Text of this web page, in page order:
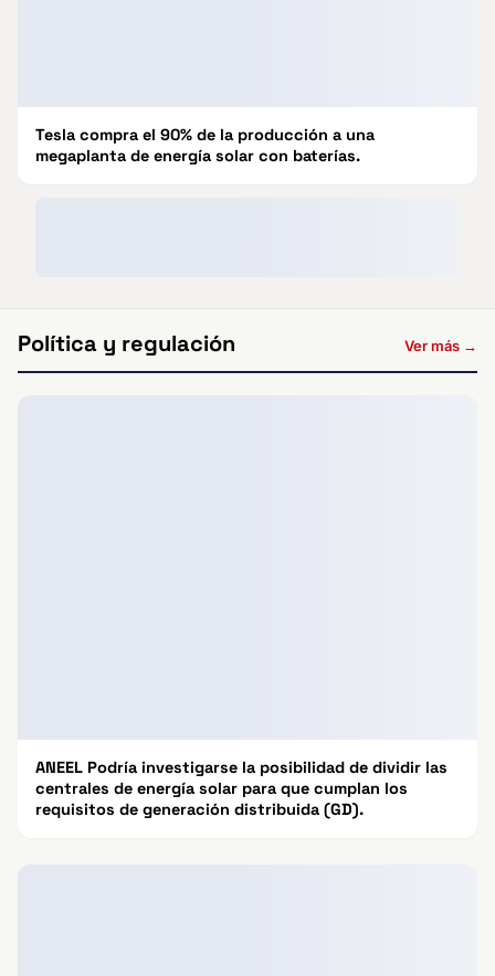
Tesla compra el 90% de la producción a una
megaplanta de energía solar con baterías.
Política y regulación Ver más →
ANEEL Podría investigarse la posibilidad de dividir las
centrales de energía solar para que cumplan los
requisitos de generación distribuida (GD).